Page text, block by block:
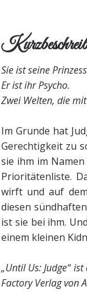
Sie ist seine
Er ist ihr Psycho.
Zwei Welten, die
Im Grunde hat
Gerechtigkeit zu
sie ihm im
Prioritätenliste.
wirft und auf
diesen
ist sie bei ihm.
einem kleinen
„Until Us: Judge“
Factory Verlag von